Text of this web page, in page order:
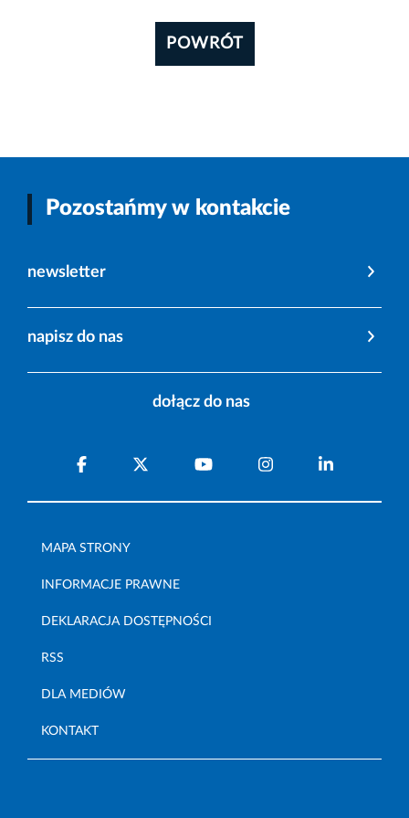
POWRÓT
Pozostańmy w kontakcie
newsletter
napisz do nas
dołącz do nas
MAPA STRONY
INFORMACJE PRAWNE
DEKLARACJA DOSTĘPNOŚCI
RSS
DLA MEDIÓW
KONTAKT